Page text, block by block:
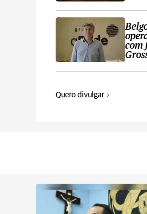
com
Quero divulgar